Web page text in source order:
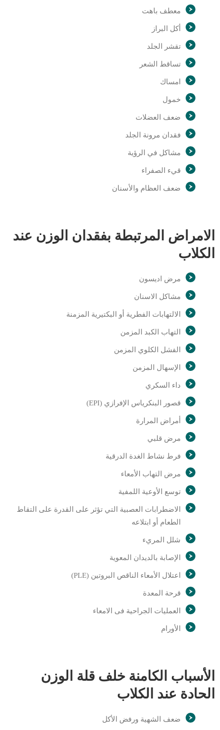
معطف باهت
أكل البراز
تقشر الجلد
تساقط الشعر
امساك
خمول
ضعف العضلات
فقدان مرونة الجلد
مشاكل في الرؤية
قيء الصفراء
ضعف العظام والأسنان
الامراض المرتبطة بفقدان الوزن عند
الكلاب
مرض اديسون
مشاكل الاسنان
الالتهابات الفطرية أو البكتيرية المزمنة
التهاب الكبد المزمن
الفشل الكلوي المزمن
الإسهال المزمن
داء السكري
قصور البنكرياس الإفرازي (EPI)
أمراض المرارة
مرض قلبي
فرط نشاط الغدة الدرقية
مرض التهاب الأمعاء
توسع الأوعية اللمفية
الاضطرابات العصبية التي تؤثر على القدرة على التقاط
الطعام أو ابتلاعه
شلل المريء
الإصابة بالديدان المعوية
اعتلال الأمعاء الناقص البروتين (PLE)
قرحة المعدة
العمليات الجراحية فى الامعاء
الأورام
الأسباب الكامنة خلف قلة الوزن
الحادة عند الكلاب
ضعف الشهية ورفض الأكل